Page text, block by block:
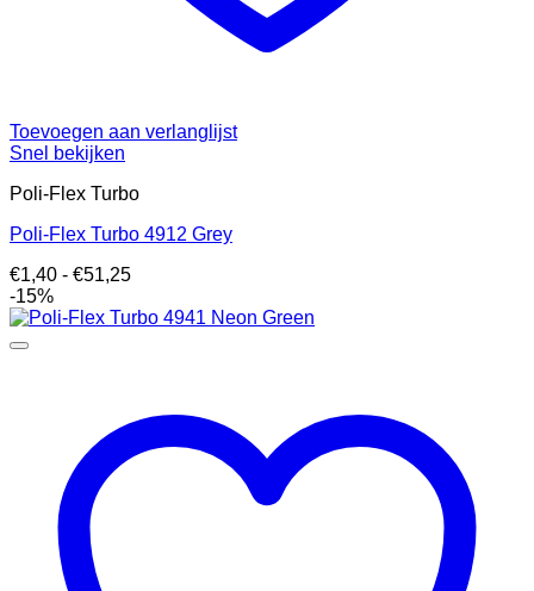
Toevoegen aan verlanglijst
Snel bekijken
Poli-Flex Turbo
Poli-Flex Turbo 4912 Grey
€1,40 - €51,25Prijsklasse:
tot
-15%